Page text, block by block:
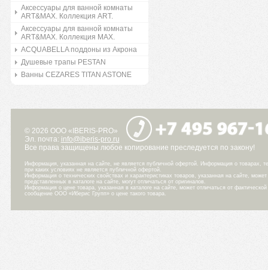
Аксессуары для ванной комнаты
ART&MAX. Коллекция ART.
Аксессуары для ванной комнаты
ART&MAX. Коллекция MAX.
ACQUABELLA поддоны из Акрона
Душевые трапы PESTAN
Ванны CEZARES TITAN ASTONE
© 2026 ООО «IBERIS-PRO»
Эл. почта: info@iberis-pro.ru
Все права защищены любое копирование преследуется по закону!
Информация, указанная на сайте, не является публичной офертой. Информация о товарах,
при каких условиях не является публичной офертой.
Информация о технических свойствах и характеристиках товаров, указанная на сайте,
представленных в каталоге на сайте, могут отличаться от оригиналов.
Информация о цене товара, указанная в каталоге на сайте, может отличаться от
сообщение ООО «Иберис Групп» о цене такого товара.